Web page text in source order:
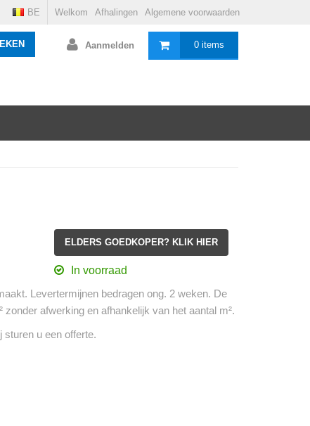
Welkom Afhalingen Algemene voorwaarden
BE
0 items
Aanmelden
ELDERS GOEDKOPER? KLIK HIER
In voorraad
Levertermijnen bedragen ong. 2 weken. De
afwerking en afhankelijk van het aantal m².
sturen u een offerte.